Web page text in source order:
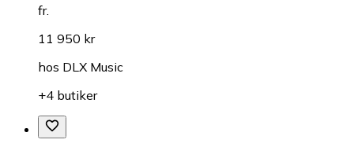
fr.
11 950 kr
hos DLX Music
+4 butiker